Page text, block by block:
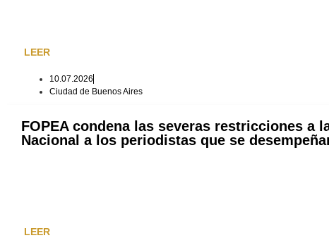
LEER
10.07.2026
Ciudad de Buenos Aires
FOPEA condena las severas restricciones a
Nacional a los periodistas que se
LEER